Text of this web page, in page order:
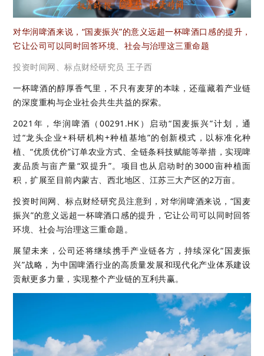
对华润啤酒来说，“国麦振兴”的意义远超一杯啤酒口感的提升，
它让公司可以同时回答环境、社会与治理这三重命题
投资时间网、标点财经研究员 王子西
一杯啤酒的醇厚香气里，不只有麦芽的本味，还蕴藏着产业链
的深度重构与企业社会共生共益的探索。
2021年，华润啤酒（00291.HK）启动“国麦振兴”计划，通
过“龙头企业+科研机构+种植基地”的创新模式，以标准化种
植、“优质优价”订单农业方式、全链条科技赋能等举措，实现啤
麦品质与亩产量“双提升”。项目也从启动时的3000亩种植面
积，扩展至目前内蒙古、西北地区、江苏三大产区的2万亩。
投资时间网、标点财经研究员注意到，对华润啤酒来说，“国麦
振兴”的意义远超一杯啤酒口感的提升，它让公司可以同时回答
环境、社会与治理这三重命题。
展望未来，公司还将继续携手产业链各方，持续深化“国麦振
兴”战略，为中国啤酒行业的高质量发展和现代化产业体系建设
贡献更多力量，实现整个产业链的互利共赢。